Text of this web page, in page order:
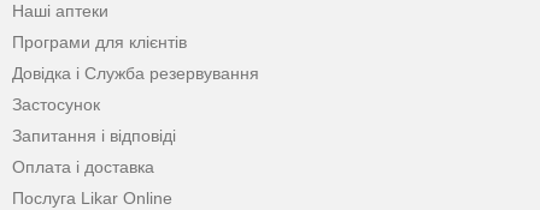
Наші аптеки
Програми для клієнтів
Довідка і Служба резервування
Застосунок
Запитання і відповіді
Оплата і доставка
Послуга Likar Online